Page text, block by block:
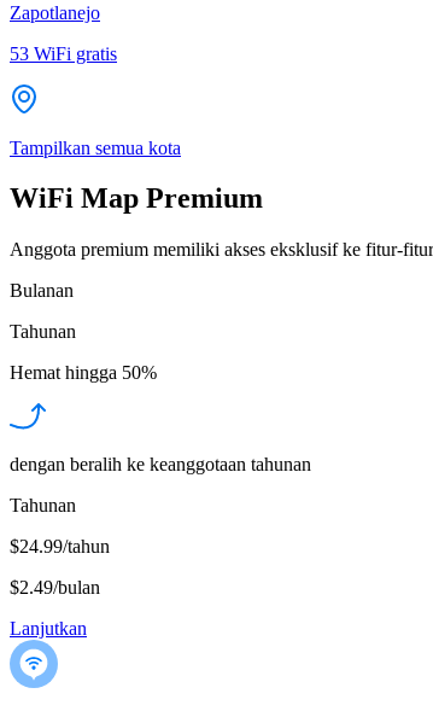
Zapotlanejo
53 WiFi gratis
Tampilkan semua kota
WiFi Map Premium
Anggota premium memiliki akses eksklusif ke fitur-
Bulanan
Tahunan
Hemat hingga 50%
dengan beralih ke keanggotaan tahunan
Tahunan
$24.99/tahun
$2.49/bulan
Lanjutkan